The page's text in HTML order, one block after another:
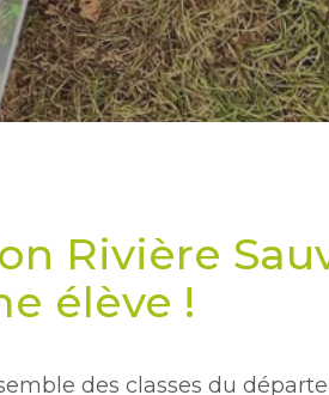
Rivière
élève !
des classes du